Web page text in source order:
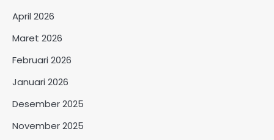
April 2026
Maret 2026
Februari 2026
Januari 2026
Desember 2025
November 2025